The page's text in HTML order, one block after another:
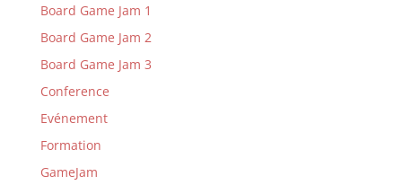
Board Game Jam 1
Board Game Jam 2
Board Game Jam 3
Conference
Evénement
Formation
GameJam